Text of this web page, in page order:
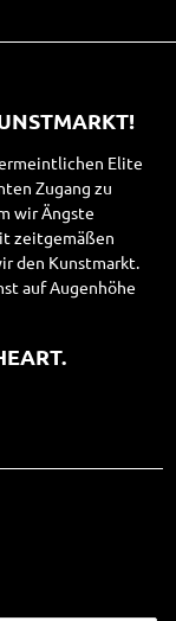
Elite
Zugang zu
wir Ängste
zeitgemäßen
den Kunstmarkt.
auf Augenhöhe